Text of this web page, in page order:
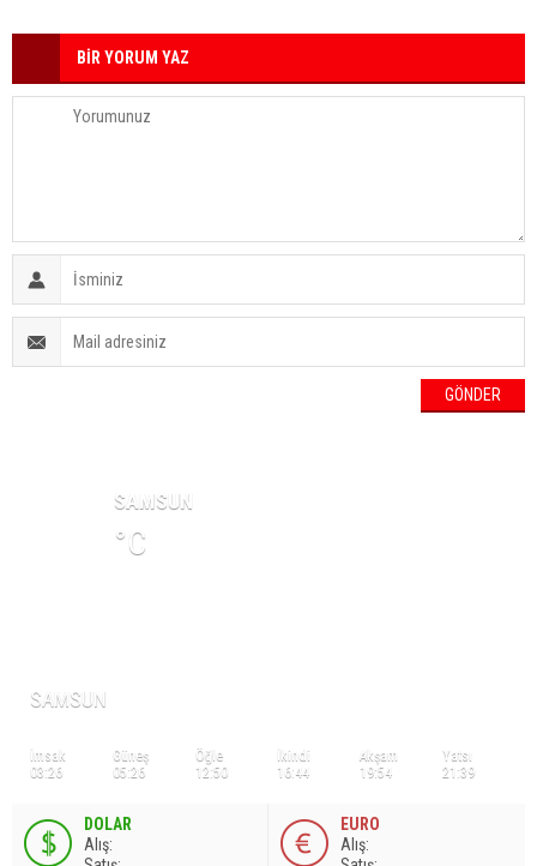
BİR YORUM YAZ
SAMSUN
°C
SAMSUN
İmsak
03:26
Güneş
05:26
Öğle
12:50
İkindi
16:44
Akşam
19:54
Yatsı
21:39
DOLAR
Alış:
EURO
Alış: